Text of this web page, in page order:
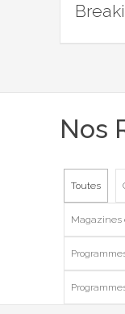
Nos
Toutes
Magazines